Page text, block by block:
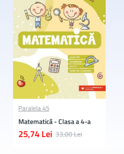
Paralela 45
Matematică - Clasa a 4-a
25,74 Lei 33,00 Lei